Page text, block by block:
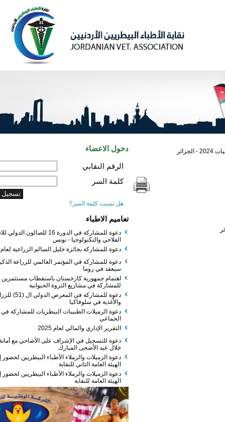
دخول الاعضاء
الرقم النقابي
كلمة السر
هل نسيت كلمة السر؟
تعاميم الاطباء
دعوة للمشاركة في الدورة 16 للصالون الدولي للاستثمار
الفلاحي والتكنولوجيا - تونس
دعوة للمشاركة بجائزة خليل السالم الزراعية لعام 2026
دعوة للمشاركة في المؤتمر العالمي للزراعة الذكية الذي
سيعقد في روما
اهتمام جمهورية كازخستان باستقطاب مستثمرين
للمشاركة في مشاريع الثروة الحيوانية
دعوة للمشاركة في المعرض الدولي ال (51) للزراعة
والأغذية في سلوفاكيا
دعوة الزميلات الطبيبات البيطريات للمشاركة في الفطور
التقرير الإداري والمالي لعام 2025
دعوة للتسجيل في الإشراف على الأضاحي مع أمانة عمان
خلال عيد الأضحى المبارك
دعوة الزميلات والزملاء الأطباء البيطريين لحضور إجتماع
الهيئة العامة الثاني للنقابة
دعوة الزميلات والزملاء الأطباء البيطريين لحضور إجتماع
الهيئة العامة للنقابة